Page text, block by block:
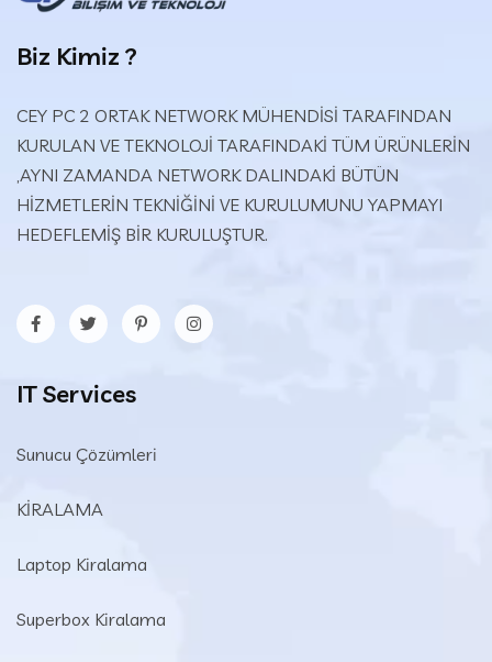
Biz Kimiz ?
CEY PC 2 ORTAK NETWORK MÜHENDİSİ TARAFINDAN
KURULAN VE TEKNOLOJİ TARAFINDAKİ TÜM ÜRÜNLERİN
,AYNI ZAMANDA NETWORK DALINDAKİ BÜTÜN
HİZMETLERİN TEKNİĞİNİ VE KURULUMUNU YAPMAYI
HEDEFLEMİŞ BİR KURULUŞTUR.
IT Services
Sunucu Çözümleri
KİRALAMA
Laptop Kiralama
Superbox Kiralama